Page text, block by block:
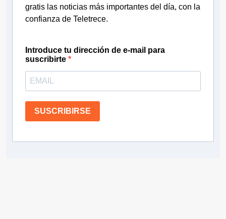
gratis las noticias más importantes del día, con la
confianza de Teletrece.
Introduce tu dirección de e-mail para
suscribirte
SUSCRIBIRSE